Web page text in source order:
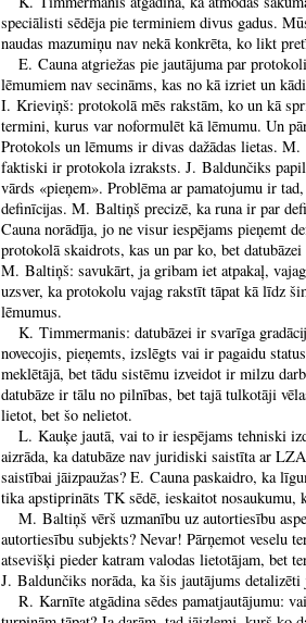
speciālisti sēdēja pie terminiem divus gadus.
naudas mazumiņu nav nekā konkrēta, ko likt
E. Cauna atgriežas pie jautājuma par
lēmumiem nav secināms, kas no kā izriet un
I. Krieviņš: protokolā mēs rakstām, ko un kā
termini, kurus var noformulēt kā lēmumu. Un
Protokols un lēmums ir divas dažādas lietas.
faktiski ir protokola izraksts. J. Baldunčiks
vārds «pieņem». Problēma ar pamatojumu ir
definīcijas. M. Baltiņš precizē, ka runa ir par
Cauna norādīja, jo ne visur iespējams pieņemt
protokolā skaidrots, kas un par ko, bet
M. Baltiņš: savukārt, ja gribam iet atpakaļ,
uzsver, ka protokolu vajag rakstīt tāpat kā līdz
lēmumus.
K. Timmermanis: datubāzei ir svarīga
novecojis, pieņemts, izslēgts vai ir pagaidu
meklētājā, bet tādu sistēmu izveidot ir milzu
datubāze ir tālu no pilnības, bet tajā tulkotāji
lietot, bet šo nelietot.
L. Kauķe jautā, vai to ir iespējams tehniski
aizrāda, ka datubāze nav juridiski saistīta ar
saistībai jāizpaužas? E. Cauna paskaidro, ka
tika apstiprināts TK sēdē, ieskaitot nosaukumu,
M. Baltiņš vērš uzmanību uz autortiesību
autortiesību subjekts? Nevar! Pārņemot veselu
atsevišķi pieder katram valodas lietotājam, bet
J. Baldunčiks norāda, ka šis jautājums detalizēti
R. Karnīte atgādina sēdes pamatjautājumu: